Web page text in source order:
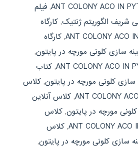
, فیلم
شریف الگوریتم ژنتیک, کارگاه
, کارگاه
سازی کلونی مورچه در پایتون,
, کتاب
سازی کلونی مورچه در پایتون, کلاس
, کلاس آنلاین
مورچه در پایتون, کلاس
, کلاس
سازی کلونی مورچه در پایتون,